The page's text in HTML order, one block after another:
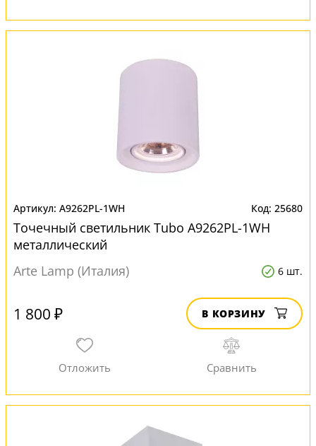
A9262PL-1WH 25680
Точечный светильник Tubo A9262PL-1WH
металлический
Arte Lamp (Италия)
6 шт.
1 800 ₽ В КОРЗИНУ